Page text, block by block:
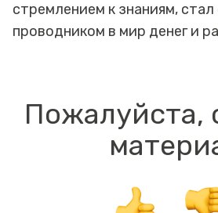
стремлением к знаниям,
проводником в мир денег и
Пожалуйста,